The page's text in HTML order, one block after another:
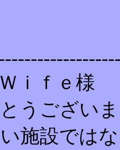
ｉｆｅ様
うござい
施設では